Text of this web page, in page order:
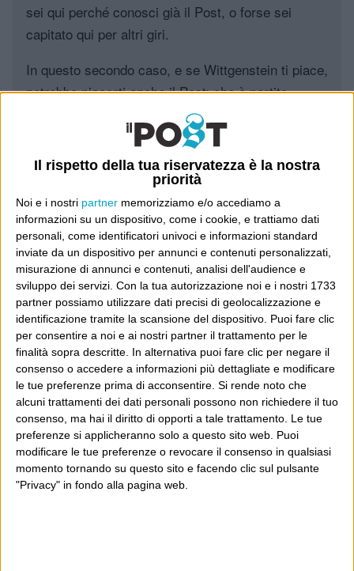
Il rispetto della tua riservatezza è la nostra
priorità
Noi e i nostri partner memorizziamo e/o accediamo a
informazioni su un dispositivo, come i cookie, e trattiamo dati
personali, come identificatori univoci e informazioni standard
inviate da un dispositivo per annunci e contenuti personalizzati,
misurazione di annunci e contenuti, analisi dell'audience e
sviluppo dei servizi. Con la tua autorizzazione noi e i nostri 1733
partner possiamo utilizzare dati precisi di geolocalizzazione e
identificazione tramite la scansione del dispositivo. Puoi fare clic
per consentire a noi e ai nostri partner il trattamento per le
finalità sopra descritte. In alternativa puoi fare clic per negare il
consenso o accedere a informazioni più dettagliate e modificare
le tue preferenze prima di acconsentire. Si rende noto che
alcuni trattamenti dei dati personali possono non richiedere il tuo
consenso, ma hai il diritto di opporti a tale trattamento. Le tue
preferenze si applicheranno solo a questo sito web. Puoi
modificare le tue preferenze o revocare il consenso in qualsiasi
momento tornando su questo sito e facendo clic sul pulsante
"Privacy" in fondo alla pagina web.
sei qui perché conosci già il Post, o forse sei
capitato qui per altri giri.
In questo secondo caso, e se Wittgenstein ti piace,
potrebbe piacerti anche il Post: che è partito
proprio da qui, e dal voler portare gli approcci di
questo blog dentro a un progetto più grande.
Poi il Post è cresciuto ed è diventato anche altro:
un progetto giornalistico che prosegue da oltre 16
anni, grazie a chi lo scopre, lo apprezza e lo
consiglia in giro.
Leggi il Post, magari ti piace
Luca Sofri Cartastampata,Musica,Vanity Fair New Orleans
Imperituri
POST SUCCESSIVO
Sposerò l’autista di Simon
LeBon